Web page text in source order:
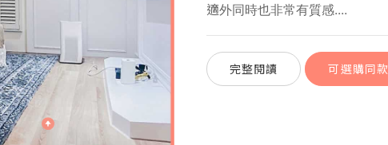
適外同時也非常有質感....
完整閱讀 可選購同款